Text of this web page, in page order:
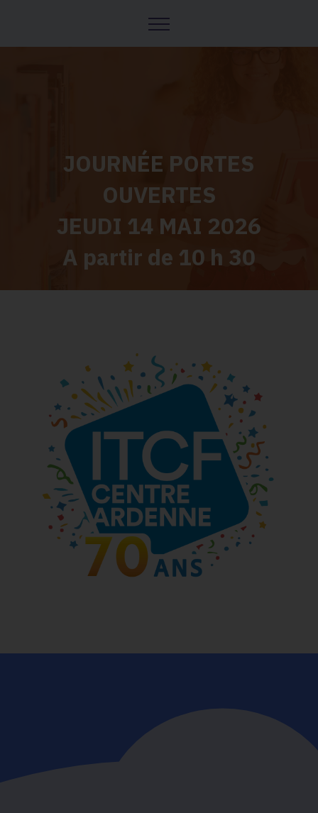
JOURNÉE PORTES
OUVERTES
JEUDI 14 MAI 2026
A partir de 10 h 30